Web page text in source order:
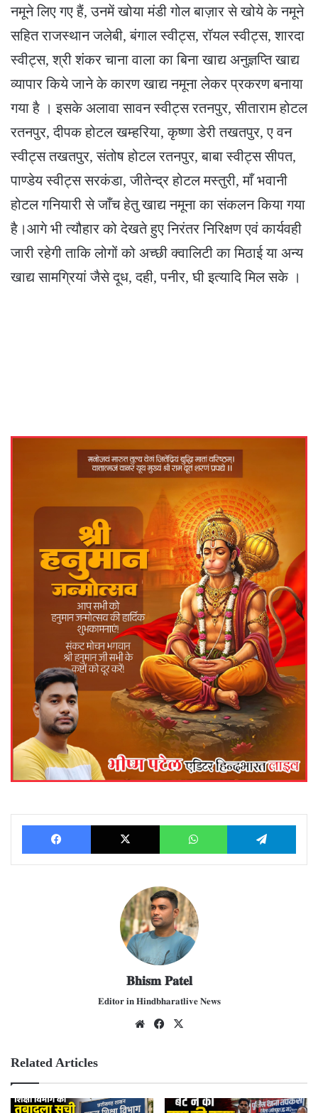
नमूने लिए गए हैं, उनमें खोया मंडी गोल बाज़ार से खोये के नमूने
सहित राजस्थान जलेबी, बंगाल स्वीट्स, रॉयल स्वीट्स, शारदा
स्वीट्स, श्री शंकर चाना वाला का बिना खाद्य अनुज्ञप्ति खाद्य
व्यापार किये जाने के कारण खाद्य नमूना लेकर प्रकरण बनाया
गया है । इसके अलावा सावन स्वीट्स रतनपुर, सीताराम होटल
रतनपुर, दीपक होटल खम्हरिया, कृष्णा डेरी तखतपुर, ए वन
स्वीट्स तखतपुर, संतोष होटल रतनपुर, बाबा स्वीट्स सीपत,
पाण्डेय स्वीट्स सरकंडा, जीतेन्द्र होटल मस्तुरी, माँ भवानी
होटल गनियारी से जाँच हेतु खाद्य नमूना का संकलन किया गया
है।आगे भी त्यौहार को देखते हुए निरंतर निरिक्षण एवं कार्यवही
जारी रहेगी ताकि लोगों को अच्छी क्वालिटी का मिठाई या अन्य
खाद्य सामग्रियां जैसे दूध, दही, पनीर, घी इत्यादि मिल सके ।
Facebook X WhatsApp
𝐁𝐡𝐢𝐬𝐦 𝐏𝐚𝐭𝐞𝐥
𝐄𝐝𝐢𝐭𝐨𝐫 𝐢𝐧 𝐇𝐢𝐧𝐝𝐛𝐡𝐚𝐫𝐚𝐭𝐥𝐢𝐯𝐞 𝐍𝐞𝐰𝐬
We
Fac
Related Articles